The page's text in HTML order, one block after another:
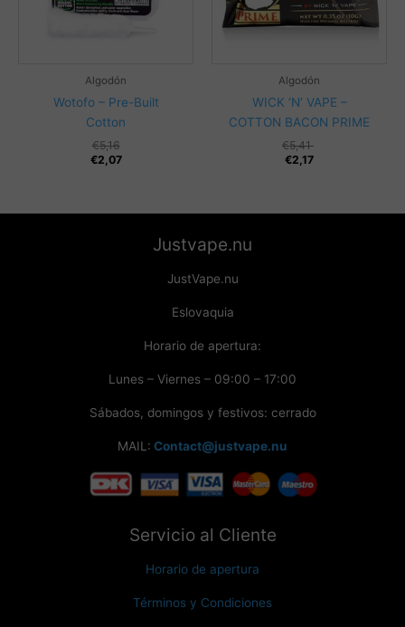
Algodón
Wotofo – Pre-Built
Cotton
€5,16
€2,07
Algodón
WICK ‘N’ VAPE –
COTTON BACON PRIME
€5,41
€2,17
Justvape.nu
JustVape.nu
Eslovaquia
Horario de apertura:
Lunes – Viernes – 09:00 – 17:00
Sábados, domingos y festivos: cerrado
MAIL: Contact@justvape.nu
Servicio al Cliente
Horario de apertura
Términos y Condiciones